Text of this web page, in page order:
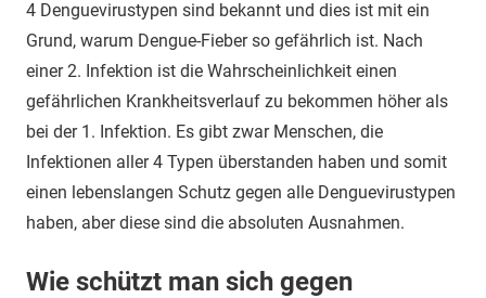
4 Denguevirustypen sind bekannt und dies ist mit ein
Grund, warum Dengue-Fieber so gefährlich ist. Nach
einer 2. Infektion ist die Wahrscheinlichkeit einen
gefährlichen Krankheitsverlauf zu bekommen höher als
bei der 1. Infektion. Es gibt zwar Menschen, die
Infektionen aller 4 Typen überstanden haben und somit
einen lebenslangen Schutz gegen alle Denguevirustypen
haben, aber diese sind die absoluten Ausnahmen.
Wie schützt man sich gegen